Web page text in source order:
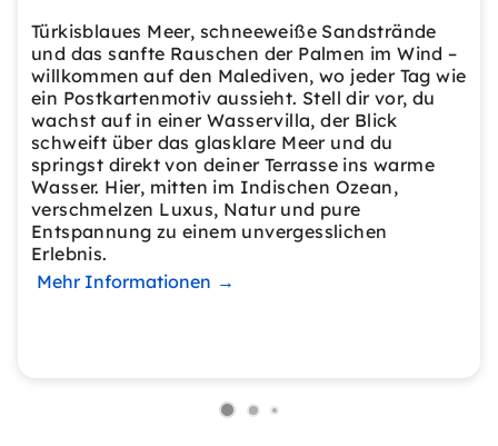
Türkisblaues Meer, schneeweiße Sandstrände
und das sanfte Rauschen der Palmen im Wind –
willkommen auf den Malediven, wo jeder Tag wie
ein Postkartenmotiv aussieht. Stell dir vor, du
wachst auf in einer Wasservilla, der Blick
schweift über das glasklare Meer und du
springst direkt von deiner Terrasse ins warme
Wasser. Hier, mitten im Indischen Ozean,
verschmelzen Luxus, Natur und pure
Entspannung zu einem unvergesslichen
Erlebnis.
Mehr Informationen →